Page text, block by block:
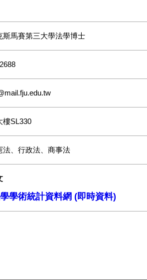
斯馬賽第三大學法學博士
樓SL330
法、行政法、商事法
學術統計資料網 (即時資料)